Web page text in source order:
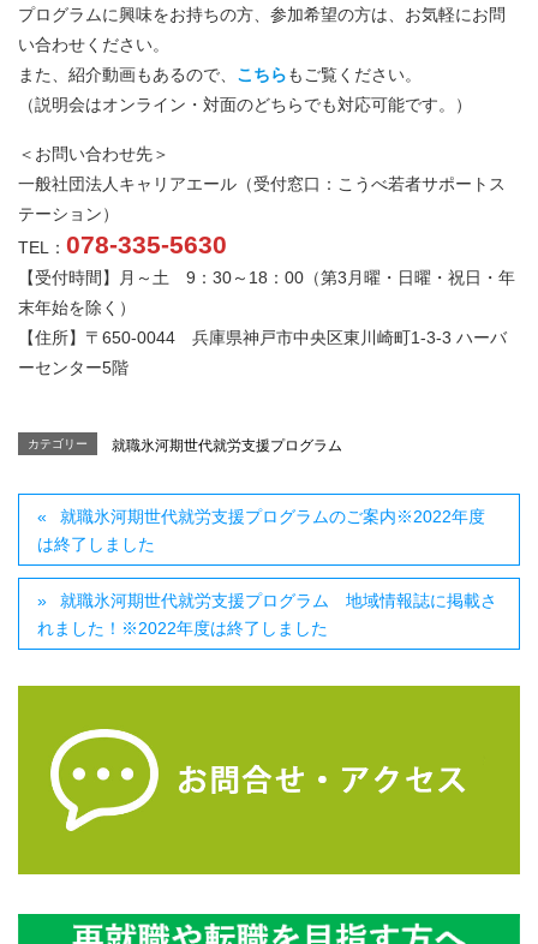
プログラムに興味をお持ちの方、参加希望の方は、お気軽にお問
い合わせください。
また、紹介動画もあるので、 こちらもご覧ください。
（説明会はオンライン・対面のどちらでも対応可能です。）
＜お問い合わせ先＞
一般社団法人キャリアエール（受付窓口：こうべ若者サポートス
テーション）
TEL： 078-335-5630
【受付時間】月～土 9：30～18：00（第3月曜・日曜・祝日・年
末年始を除く）
【住所】〒650-0044 兵庫県神戸市中央区東川崎町1-3-3 ハーバ
ーセンター5階
カテゴリー 就職氷河期世代就労支援プログラム
就職氷河期世代就労支援プログラムのご案内※2022年度
は終了しました
就職氷河期世代就労支援プログラム 地域情報誌に掲載さ
れました！※2022年度は終了しました